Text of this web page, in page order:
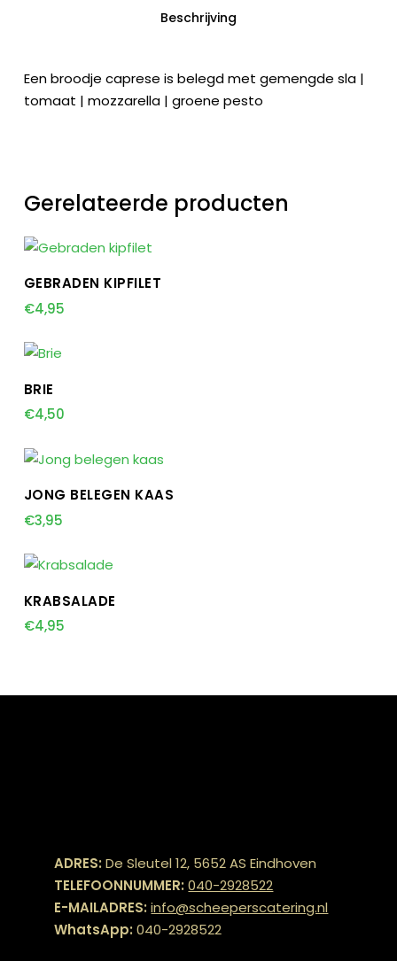
Beschrijving
Een broodje caprese is belegd met gemengde sla |
tomaat | mozzarella | groene pesto
Gerelateerde producten
TOEVOEGEN AAN WINKELWAGEN
GEBRADEN KIPFILET
€4,95
BRIE
€4,50
TOEVOEGEN AAN WINKELWAGEN
JONG BELEGEN KAAS
€3,95
TOEVOEGEN AAN WINKELWAGEN
KRABSALADE
€4,95
ADRES: De Sleutel 12, 5652 AS Eindhoven
TELEFOONNUMMER: 040-2928522
E-MAILADRES: info@scheeperscatering.nl
WhatsApp: 040-2928522